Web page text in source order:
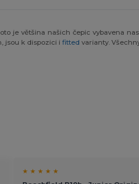
je většina našich čepic vybavena
jsou k dispozici ifitted varianty.
★ ★ ★ ★ ★